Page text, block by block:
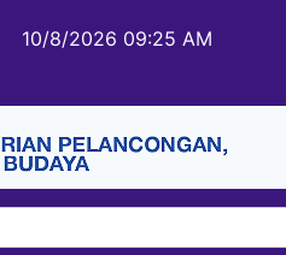
10/8/2026 09:25 AM